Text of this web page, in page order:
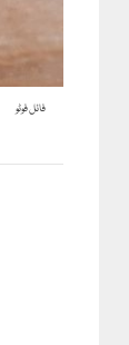
فائل فوٹو